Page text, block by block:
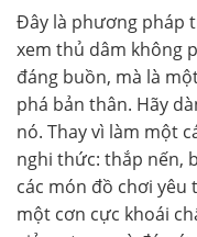
Đây là phương pháp
xem thủ dâm không
đáng buồn, mà là
phá bản thân. Hãy
nó. Thay vì làm một
nghi thức: thắp nến,
các món đồ chơi yêu
một cơn cực khoái